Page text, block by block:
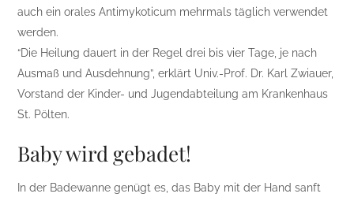
auch ein orales Antimykoticum mehrmals täglich verwendet
werden.
“Die Heilung dauert in der Regel drei bis vier Tage, je nach
Ausmaß und Ausdehnung”, erklärt Univ.-Prof. Dr. Karl Zwiauer,
Vorstand der Kinder- und Jugendabteilung am Krankenhaus
St. Pölten.
Baby wird gebadet!
In der Badewanne genügt es, das Baby mit der Hand sanft